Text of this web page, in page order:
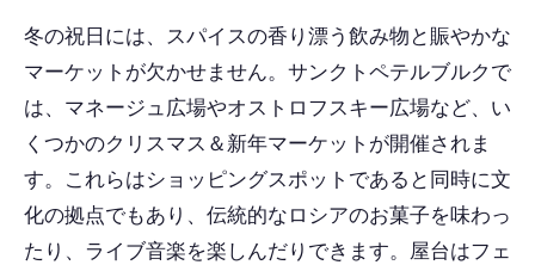
冬の祝日には、スパイスの香り漂う飲み物と賑やかな
マーケットが欠かせません。サンクトペテルブルクで
は、マネージュ広場やオストロフスキー広場など、い
くつかのクリスマス＆新年マーケットが開催されま
す。これらはショッピングスポットであると同時に文
化の拠点でもあり、伝統的なロシアのお菓子を味わっ
たり、ライブ音楽を楽しんだりできます。屋台はフェ